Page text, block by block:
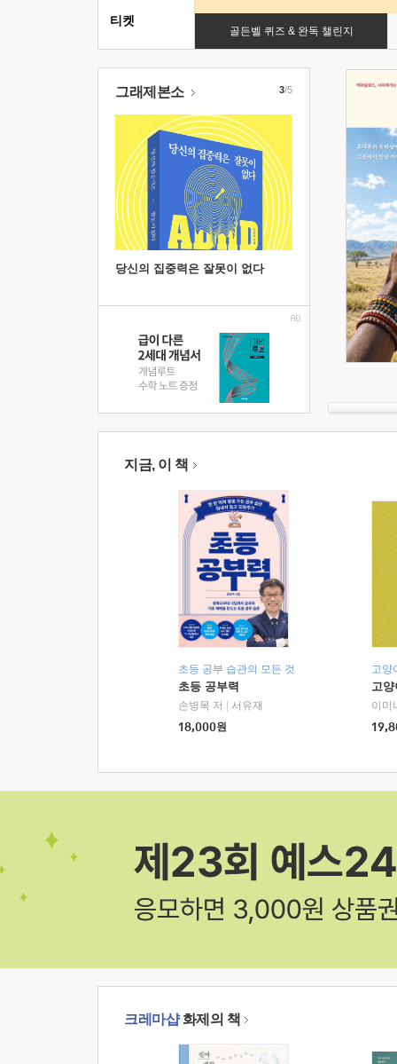
골든벨 퀴즈 & 완독 챌린지
티켓
그래제본소
당신의 집중력은 잘못이 없다
3/5
지금, 이 책
초등 공부 습관의 모든 것
초등 공부력
손병목 저
서유재
18,000원
고양
고
이미
크레마샵화제의 책